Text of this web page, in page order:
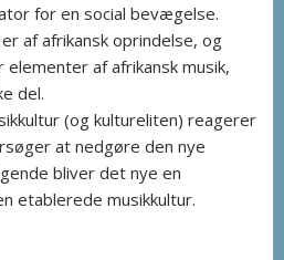
for en social bevægelse.
af afrikansk oprindelse, og
elementer af afrikansk musik,
del.
(og kultureliten) reagerer
at nedgøre den nye
bliver det nye en
etablerede musikkultur.